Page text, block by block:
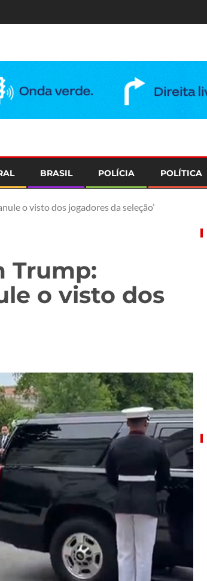
BRASIL POLÍCIA POLÍTICA
o visto dos jogadores da seleção’
Trump:
o visto dos